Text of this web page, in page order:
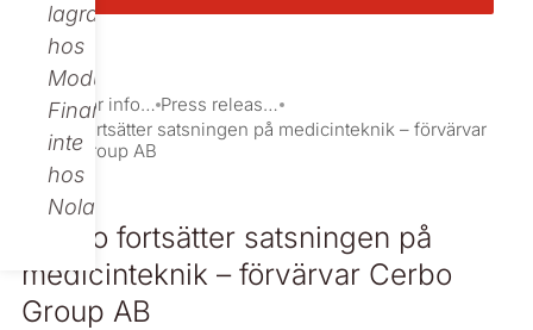
lagras
hos
Modular
Finance,
inte
hos
Nolato.
Investor information
Press releases
Nolato fortsätter satsningen på medicinteknik – förvärvar
Cerbo Group AB
Nolato fortsätter satsningen på
medicinteknik – förvärvar Cerbo
Group AB